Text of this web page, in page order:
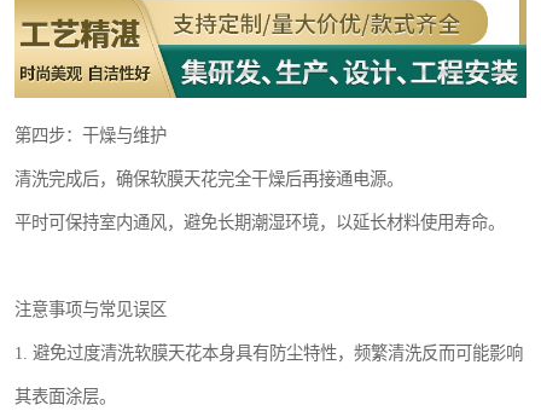
第四步：干燥与维护
清洗完成后，确保软膜天花完全干燥后再接通电源。
平时可保持室内通风，避免长期潮湿环境，以延长材料使用寿命。
注意事项与常见误区
1. 避免过度清洗软膜天花本身具有防尘特性，频繁清洗反而可能影响
其表面涂层。